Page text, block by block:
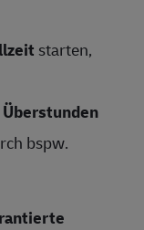
starten,
bspw.